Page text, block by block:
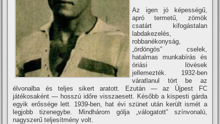
Az igen jó képességű,
apró termetű, zömök
csatárt kifogástalan
labdakezelés,
robbanékonyság,
„ördöngös” cselek,
hatalmas munkabí­rás és
óriási lövések
jellemezték. 1932-ben
váratlanul tört be az
élvonalba és teljes sikert aratott. Ezután — az Újpest FC
játékosaként — hosszú időre visszaesett. Később a kispesti gárda
egyik erőssége lett. 1939-ben, hat évi szünet után került ismét a
legjobb tizenegybe. Mindhárom gólja „válogatott” szí­nvonalú,
nagyszerű teljesí­tmény volt.